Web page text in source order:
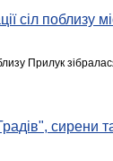
сіл поблизу
Прилук
сирени